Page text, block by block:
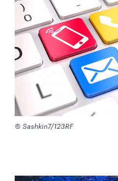
© Sashkin7/123RF